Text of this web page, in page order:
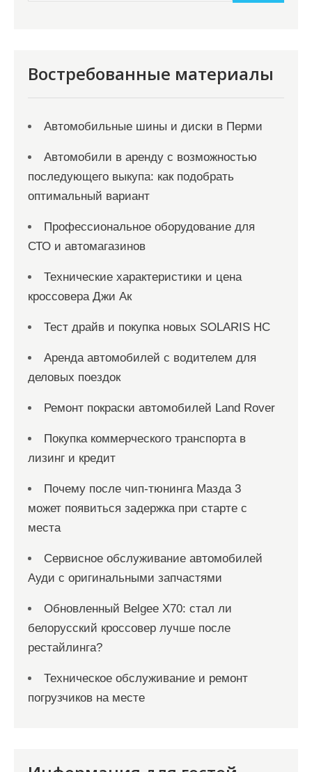
Востребованные материалы
Автомобильные шины и диски в Перми
Автомобили в аренду с возможностью
последующего выкупа: как подобрать
оптимальный вариант
Профессиональное оборудование для
СТО и автомагазинов
Технические характеристики и цена
кроссовера Джи Ак
Тест драйв и покупка новых SOLARIS HC
Аренда автомобилей с водителем для
деловых поездок
Ремонт покраски автомобилей Land Rover
Покупка коммерческого транспорта в
лизинг и кредит
Почему после чип-тюнинга Мазда 3
может появиться задержка при старте с
места
Сервисное обслуживание автомобилей
Ауди с оригинальными запчастями
Обновленный Belgee X70: стал ли
белорусский кроссовер лучше после
рестайлинга?
Техническое обслуживание и ремонт
погрузчиков на месте